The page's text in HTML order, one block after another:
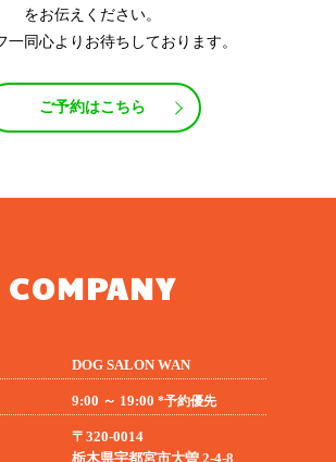
をお伝えください。
一同心よりお待ちしております。
ご予約はこちら
COMPANY
DOG SALON WAN
9:00 ～ 19:00 *予約優先
〒320-0014
栃木県宇都宮市大曽 2-4-8